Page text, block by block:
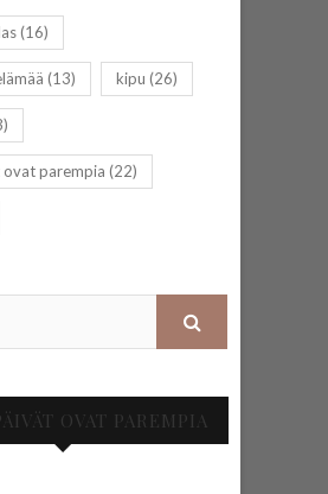
(16)
(13) kipu (26)
parempia (22)
OVAT PAREMPIA